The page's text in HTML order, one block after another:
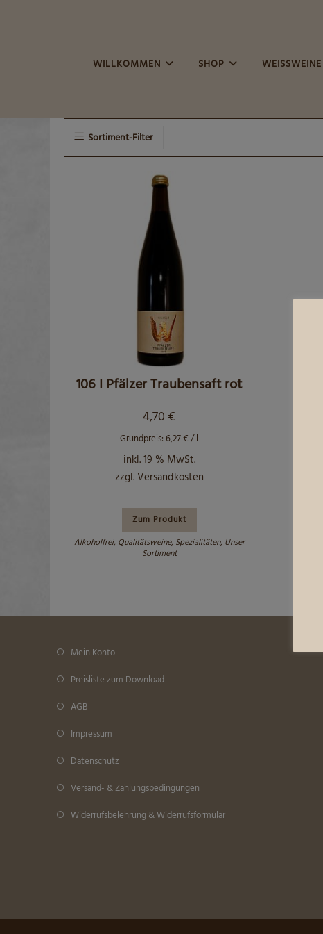
WILLKOMMEN
SHOP WEISSWEINE
Sortiment-Filter
106 I Pfälzer Traubensaft rot
4,70 €
Grundpreis:6,27€/l
inkl. 19 % MwSt.
zzgl.Versandkosten
Zum Produkt
Alkoholfrei, Qualitätsweine, Spezialitäten, Unser
Sortiment
Mein Konto
Preisliste zum Download
AGB
Impressum
Datenschutz
Versand- & Zahlungsbedingungen
Widerrufsbelehrung & Widerrufsformular